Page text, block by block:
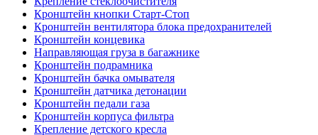
Кронштейн кнопки Старт-Стоп
Кронштейн вентилятора блока предохранителей
Кронштейн концевика
Направляющая груза в багажнике
Кронштейн подрамника
Кронштейн бачка омывателя
Кронштейн датчика детонации
Кронштейн педали газа
Кронштейн корпуса фильтра
Крепление детского кресла